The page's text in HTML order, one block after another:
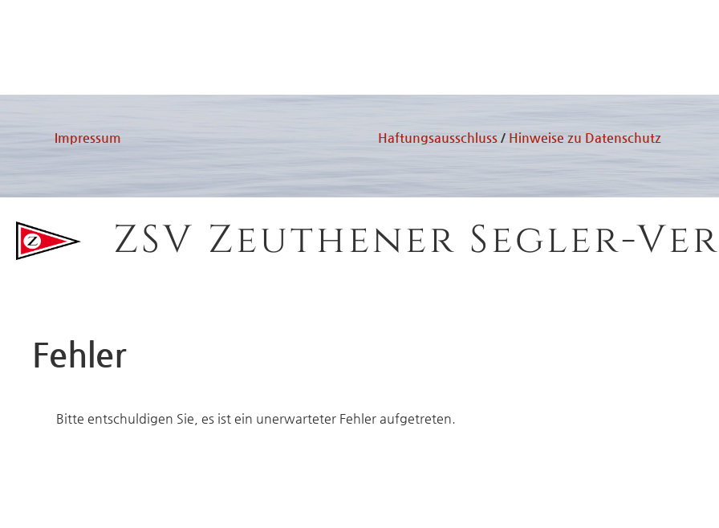
Impressum Haftungsausschluss / Hinweise zu Datenschutz
ZSV Zeuthener Segler-
Fehler
Bitte entschuldigen Sie, es ist ein unerwarteter Fehler aufgetreten.